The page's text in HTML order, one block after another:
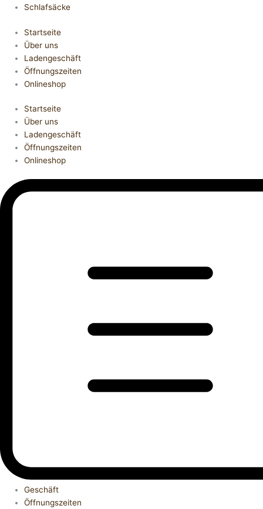
Schlafsäcke
Startseite
Über uns
Ladengeschäft
Öffnungszeiten
Onlineshop
Startseite
Über uns
Ladengeschäft
Öffnungszeiten
Onlineshop
Geschäft
Öffnungszeiten